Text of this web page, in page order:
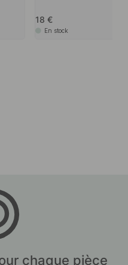
18
En stock
chaque pièce